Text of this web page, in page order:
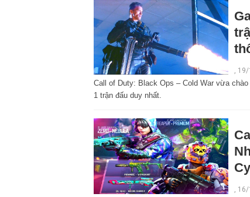
,
Call of Duty: Black Ops – Cold War vừa
1 trận đấu duy nhất.
,